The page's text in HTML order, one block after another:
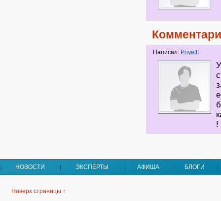
Написал: Privettt
!
НОВОСТИ ЭКСПЕРТЫ АФИША БЛОГИ
Наверх страницы ↑